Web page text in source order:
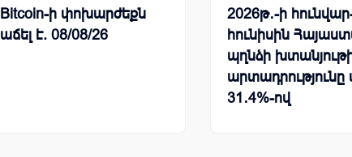
Bitcoin-ի փոխարժեքն
աճել է. 08/08/26
2026թ․-ի
հունիսին
պղնձի
արտադրությունը
31․4%-ով